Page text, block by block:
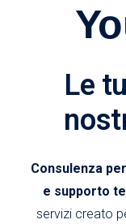
Le
Consulenza
e supporto
servizi creato